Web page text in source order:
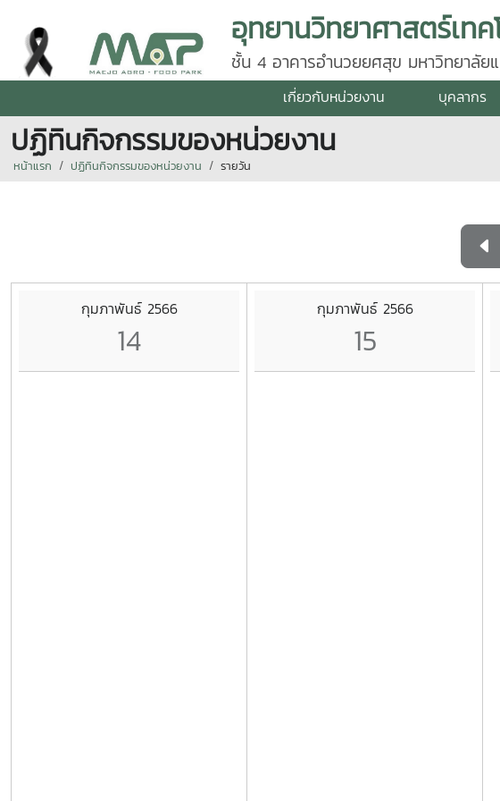
ชั้น 4 อาคารอำนวยยศสุข มหาวิทยาลัย
50290 โทร 0 5387 5635, 081 883
เกี่ยวกับหน่วยงาน บุคลากร
ปฏิทินกิจกรรมของหน่วยงาน
หน้าแรก ปฏิทินกิจกรรมของหน่วยงาน รายวัน
กุมภาพันธ์ 2566
14
กุมภาพันธ์ 2566
15